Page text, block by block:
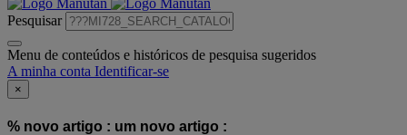
Pesquisar
Menu de conteúdos e históricos de pesquisa sugeridos
A minha conta Identificar-se
×
% novo artigo : um novo artigo :